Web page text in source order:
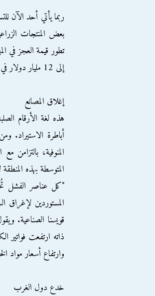
ربما يأتي أحد الآن
بعض المنتجات
إلى 12 مليار دولار في 2000، قبل أن يتضخم ليسجل 38 مليار دولار العام الماضي.
إغلاق المصانع
هذه لغة الأرقام
أباطرة الاستيراد.
المتوسطة بهذه
"كل عناصر الفشل
المستوردين
قويسنا الصناعية.
وارتفاع أسعار مواد
خدع دول الغرب